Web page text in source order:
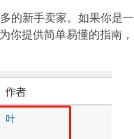
的新手卖家。如果你是一
你提供简单易懂的指南，